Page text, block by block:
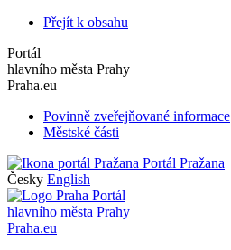
Přejít k obsahu
Portál
hlavního města Prahy
Praha.eu
Povinně zveřejňované informace
Městské části
Portál Pražana
Česky English
Portál
hlavního města Prahy
Praha.eu